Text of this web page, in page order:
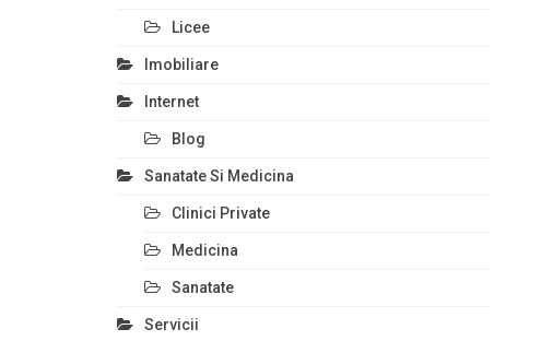
Licee
Imobiliare
Internet
Blog
Sanatate Si Medicina
Clinici Private
Medicina
Sanatate
Servicii